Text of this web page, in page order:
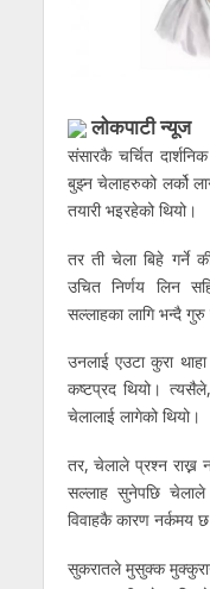
लाेकपाटी न्यूज
संसारकै चर्चित
बुझ्न चेलाहरुको लर्को
तयारी भइरहेको थियो।
तर ती चेला बिहे गर्ने
उचित निर्णय लिन
सल्लाहका लागि भन्दै
उनलाई एउटा कुरा
कष्टप्रद थियो।
चेलालाई लागेको थियो।
तर, चेलाले प्रश्न राख्न
सल्लाह सुनेपछि
विवाहकै कारण नर्कमय
सुकरातले मुसुक्क